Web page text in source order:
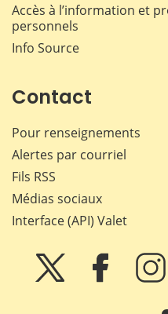
Accès à l’information et
personnels
Info Source
Contact
Pour renseignements
Alertes par courriel
Fils RSS
Médias sociaux
Interface (API) Valet